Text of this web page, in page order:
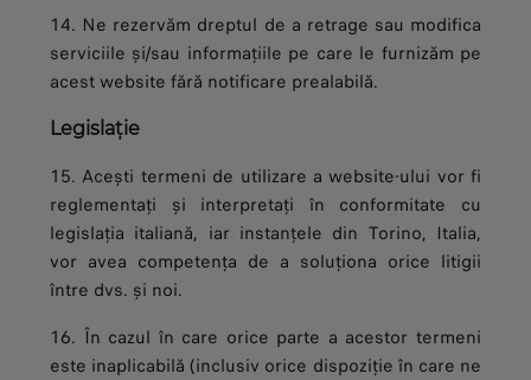
14. Ne rezervăm dreptul de a retrage sau modifica
serviciile și/sau informațiile pe care le furnizăm pe
acest website fără notificare prealabilă.
Legislație
15. Acești termeni de utilizare a website-ului vor fi
reglementați și interpretați în conformitate cu
legislația italiană, iar instanțele din Torino, Italia,
vor avea competența de a soluționa orice litigii
între dvs. și noi.
16. În cazul în care orice parte a acestor termeni
este inaplicabilă (inclusiv orice dispoziție în care ne